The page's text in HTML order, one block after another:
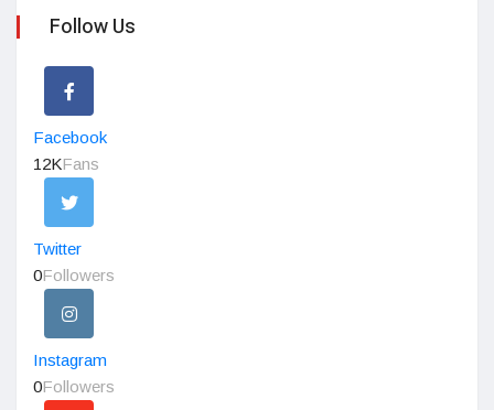
Follow Us
Facebook
12KFans
Twitter
0Followers
Instagram
0Followers